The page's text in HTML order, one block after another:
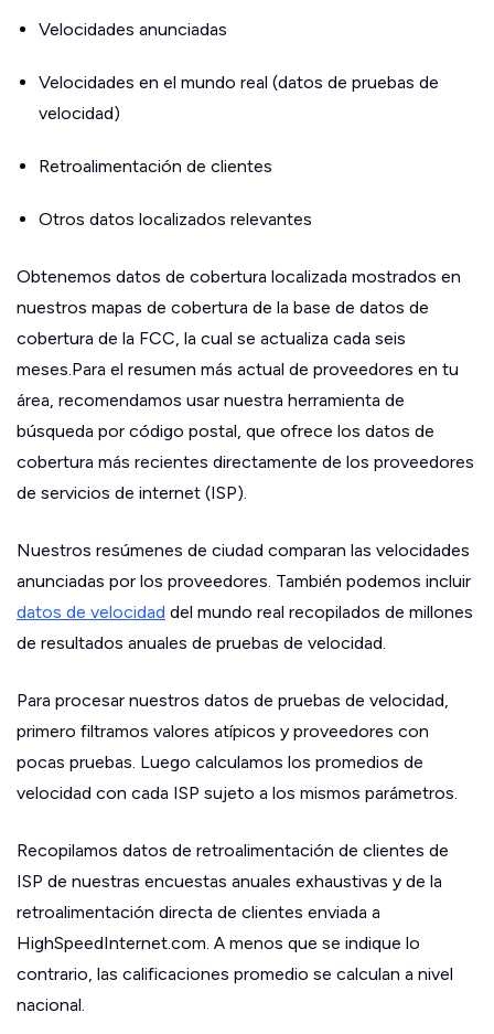
Velocidades anunciadas
Velocidades en el mundo real (datos de pruebas de
velocidad)
Retroalimentación de clientes
Otros datos localizados relevantes
Obtenemos datos de cobertura localizada mostrados en
nuestros mapas de cobertura de la base de datos de
cobertura de la FCC, la cual se actualiza cada seis
meses.Para el resumen más actual de proveedores en tu
área, recomendamos usar nuestra herramienta de
búsqueda por código postal, que ofrece los datos de
cobertura más recientes directamente de los proveedores
de servicios de internet (ISP).
Nuestros resúmenes de ciudad comparan las velocidades
anunciadas por los proveedores. También podemos incluir
datos de velocidad del mundo real recopilados de millones
de resultados anuales de pruebas de velocidad.
Para procesar nuestros datos de pruebas de velocidad,
primero filtramos valores atípicos y proveedores con
pocas pruebas. Luego calculamos los promedios de
velocidad con cada ISP sujeto a los mismos parámetros.
Recopilamos datos de retroalimentación de clientes de
ISP de nuestras encuestas anuales exhaustivas y de la
retroalimentación directa de clientes enviada a
HighSpeedInternet.com. A menos que se indique lo
contrario, las calificaciones promedio se calculan a nivel
nacional.